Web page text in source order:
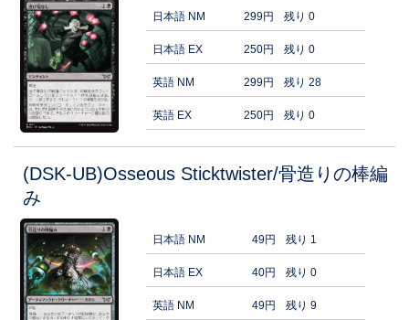
日本語 NM 299円 残り 0
日本語 EX 250円 残り 0
英語 NM 299円 残り 28
英語 EX 250円 残り 0
(DSK-UB)Osseous Sticktwister/骨造りの棒編
み
日本語 NM 49円 残り 1
日本語 EX 40円 残り 0
英語 NM 49円 残り 9